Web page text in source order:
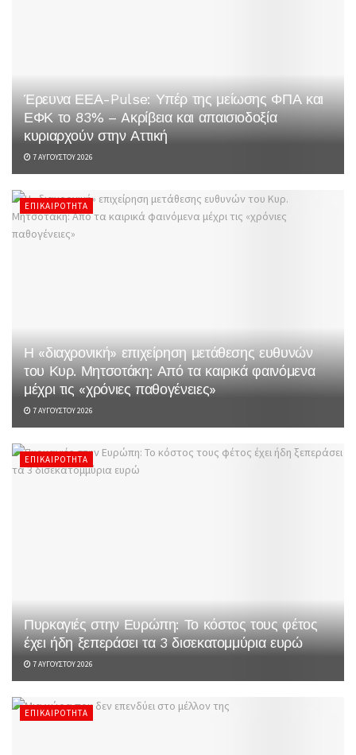
Έρευνα ΕΕΑ-Pulse: Υπέρ της μείωσης ΦΠΑ και
ΕΦΚ το 83% – Aκρίβεια και απαισιοδοξία
κυριαρχούν στην Αττική
7 ΑΥΓΟΎΣΤΟΥ 2026
ΕΠΙΚΑΙΡΌΤΗΤΑ
Η «διαχρονική» επιχείρηση μετάθεσης ευθυνών
του Κυρ. Μητσοτάκη: Από τα καιρικά φαινόμενα
μέχρι τις «χρόνιες παθογένειες»
7 ΑΥΓΟΎΣΤΟΥ 2026
ΕΠΙΚΑΙΡΌΤΗΤΑ
Πυρκαγιές στην Ευρώπη: Το κόστος τους φέτος
έχει ήδη ξεπεράσει τα 3 δισεκατομμύρια ευρώ
7 ΑΥΓΟΎΣΤΟΥ 2026
ΕΠΙΚΑΙΡΌΤΗΤΑ